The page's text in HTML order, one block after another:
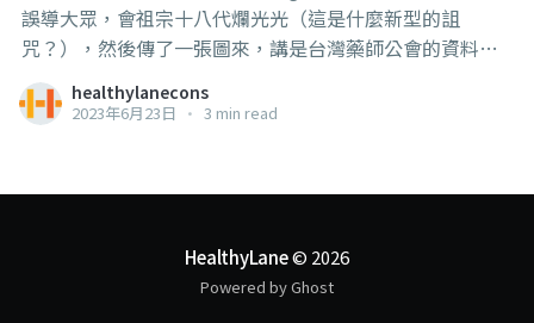
誤導大眾，會祖宗十八代爛光光（這是什麼新型的詛
咒？），然後傳了一張圖來，講是台灣藥師公會的資料，
【和信醫院放射腫瘤科主任鄭鴻鈞】講不能吃，吃了會死
更快，我台灣畢業的，為什麼不知道。 然後問我是不是拿
公那邊來的，但是這只是【截圖】了一部分，因為下面就
醫院癌症中心主任謝瑞坤】的講解， 其一，那個研究講的
是【針劑】，也就是注射的，而一般台灣的醫院，還有我
healthylanecons
2023年6月23日 • 3 min read
HealthyLane© 2026
Powered by Ghost